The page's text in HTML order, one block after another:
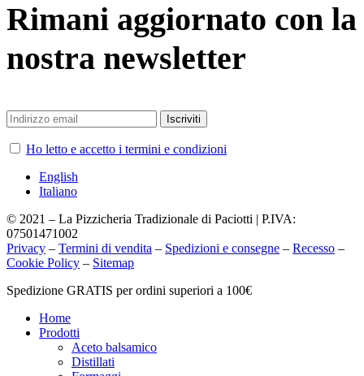
Rimani aggiornato con la
nostra newsletter
Ho letto e accetto i termini e condizioni
English
Italiano
© 2021 – La Pizzicheria Tradizionale di Paciotti | P.IVA:
07501471002
Privacy – Termini di vendita – Spedizioni e consegne – Recesso –
Cookie Policy – Sitemap
Chiudi
Spedizione GRATIS per ordini superiori a 100€
Home
Prodotti
Aceto balsamico
Distillati